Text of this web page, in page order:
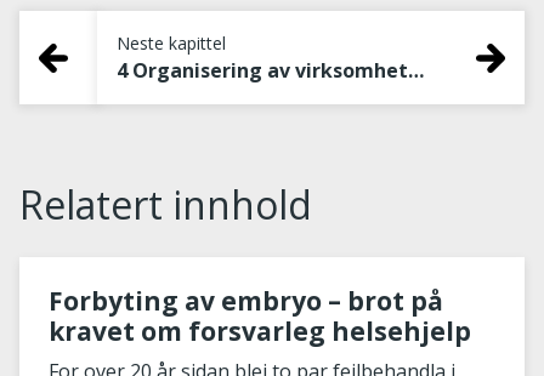
Neste kapittel
4 Organisering av virksomheten, prosedyrer og rutiner
Relatert innhold
Forbyting av embryo – brot på
kravet om forsvarleg helsehjelp